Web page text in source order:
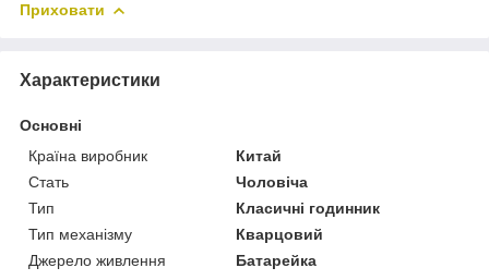
Приховати
Характеристики
Основні
Країна виробник
Китай
Стать
Чоловіча
Тип
Класичні годинник
Тип механізму
Кварцовий
Джерело живлення
Батарейка